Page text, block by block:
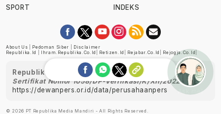
SPORT
INDEKS
About Us Pedoman Siber
Disclaimer
Republika.id
Ihram.republika.co.id Retizen.id Rejabar.co.id Rejogja.co.id
Republika telah diverifikasi oleh Dewan Pers
Sertifikat Nomor 1058/DP-Verifikasi/K/XII/2022
https://dewanpers.or.id/data/perusahaanpers
© 2026 PT Republika Media Mandiri - All Rights Reserved.
Ask me!